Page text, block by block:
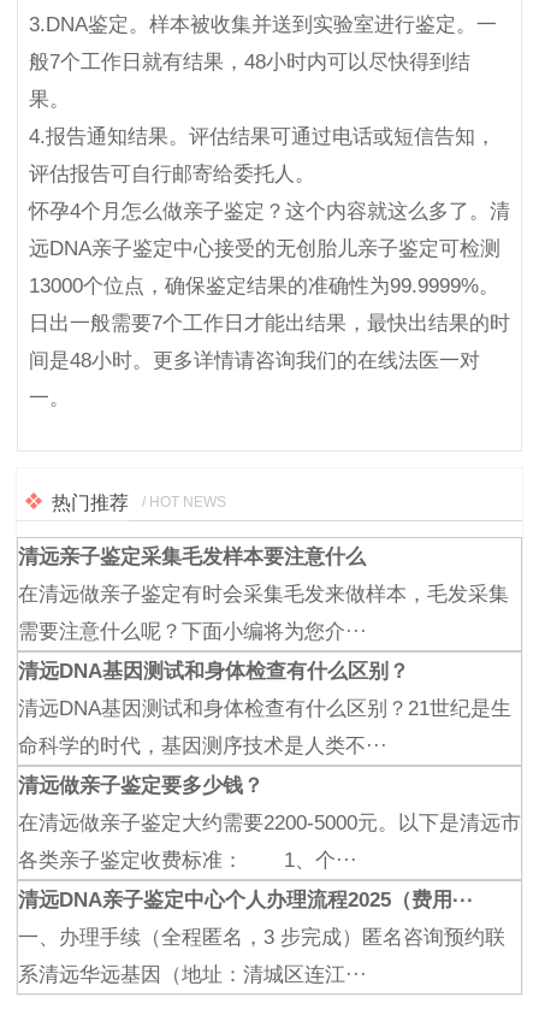
3.DNA鉴定。样本被收集并送到实验室进行鉴定。一
般7个工作日就有结果，48小时内可以尽快得到结
果。
4.报告通知结果。评估结果可通过电话或短信告知，
评估报告可自行邮寄给委托人。
怀孕4个月怎么做亲子鉴定？这个内容就这么多了。清
远DNA亲子鉴定中心接受的无创胎儿亲子鉴定可检测
13000个位点，确保鉴定结果的准确性为99.9999%。
日出一般需要7个工作日才能出结果，最快出结果的时
间是48小时。更多详情请咨询我们的在线法医一对
一。
热门推荐 / HOT NEWS
清远亲子鉴定采集毛发样本要注意什么
在清远做亲子鉴定有时会采集毛发来做样本，毛发采集
需要注意什么呢？下面小编将为您介···
清远DNA基因测试和身体检查有什么区别？
清远DNA基因测试和身体检查有什么区别？21世纪是生
命科学的时代，基因测序技术是人类不···
清远做亲子鉴定要多少钱？
在清远做亲子鉴定大约需要2200-5000元。以下是清远市
各类亲子鉴定收费标准： 1、个···
清远DNA亲子鉴定中心个人办理流程2025（费用···
一、办理手续（全程匿名，3 步完成）匿名咨询预约联
系清远华远基因（地址：清城区连江···